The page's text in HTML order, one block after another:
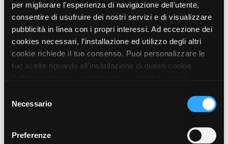
per migliorare l'esperienza di navigazione dell'utente,
consentire di usufruire dei nostri servizi e di visualizzare
pubblicità in linea con i propri interessi. Ad eccezione dei
cookies necessari, l’installazione ed utilizzo degli altri
cookie richiede il tuo consenso. Puoi personalizzare le
tue scelte riguardo all’installazione di questi cookie
prosegui” o decidere di accettare tutti i cookie, cliccando
sul pulsante “Accetta tutti i cookie”. Cliccando sul tasto
unicamente i cookie necessari alla navigazione. Per
delNecessario
Preferenze
404